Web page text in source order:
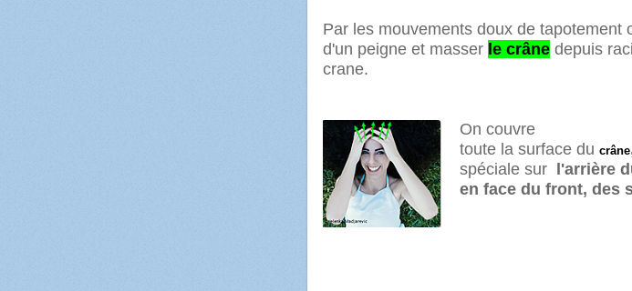
Par les mouvements doux de
d'un peigne et masser le crânedepuis
crane.
On couvre
toute la surface du crâne
spéciale sur l'arrière
en face du front, des